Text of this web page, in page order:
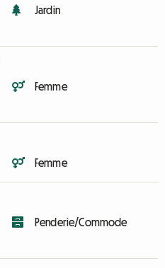
Jardin
Femme
Femme
Penderie/Commode